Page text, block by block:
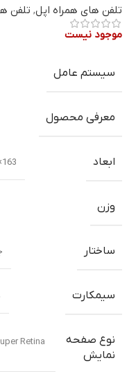
تلفن های همراه اپل, تلفن
موجود نیست
سیستم عامل
معرفی محصول
ابعاد 163×77.6×8.3 میلیمتر (6.42×3.06×0.33 اینچ)
وزن
ساختار
سیمکارت
نوع صفحه
نمایش
Retina